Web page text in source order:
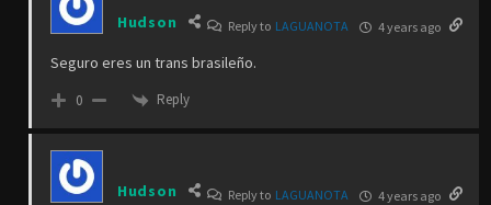
Hudson Reply to LAGUANOTA 4 years ago
Seguro eres un trans brasileño.
0 Reply
Hudson Reply to LAGUANOTA 4 years ago